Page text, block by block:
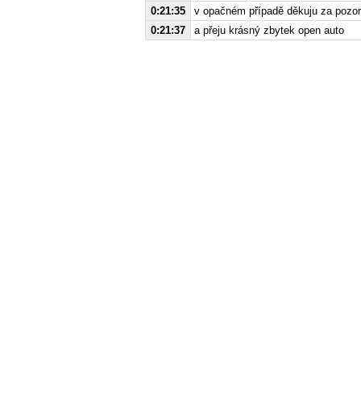
0:21:35
v opačném případě děkuju za
0:21:37
a přeju krásný zbytek open auto